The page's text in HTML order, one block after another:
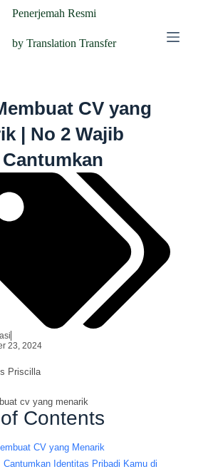
Penerjemah Resmi
by Translation Transfer
CV yang
| No 2 Wajib
23, 2024
Priscilla
Contents
CV yang Menarik
Cantumkan Identitas Pribadi Kamu di